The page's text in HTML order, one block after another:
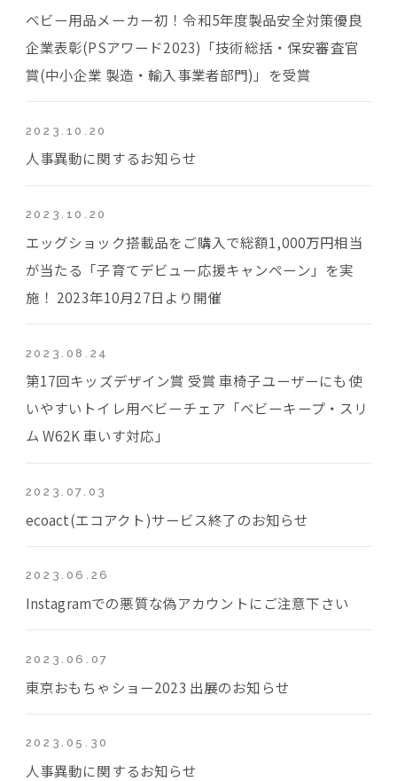
ベビー用品メーカー初！令和5年度製品安全対策優良
企業表彰(PSアワード2023)「技術総括・保安審査官
賞(中小企業 製造・輸入事業者部門)」を受賞
2023.10.20
人事異動に関するお知らせ
2023.10.20
エッグショック搭載品をご購入で総額1,000万円相当
が当たる「子育てデビュー応援キャンペーン」を実
施！ 2023年10月27日より開催
2023.08.24
第17回キッズデザイン賞 受賞 車椅子ユーザーにも使
いやすいトイレ用ベビーチェア「ベビーキープ・スリ
ム W62K 車いす対応」
2023.07.03
ecoact(エコアクト)サービス終了のお知らせ
2023.06.26
Instagramでの悪質な偽アカウントにご注意下さい
2023.06.07
東京おもちゃショー2023 出展のお知らせ
2023.05.30
人事異動に関するお知らせ